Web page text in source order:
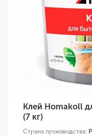
Клей Homakoll
(7 кг)
Страна производства: